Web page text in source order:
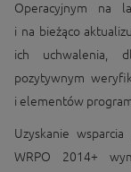
Operacyjnym na
i na bieżąco
ich uchwalenia,
pozytywnym
i elementów
Uzyskanie
WRPO 2014+